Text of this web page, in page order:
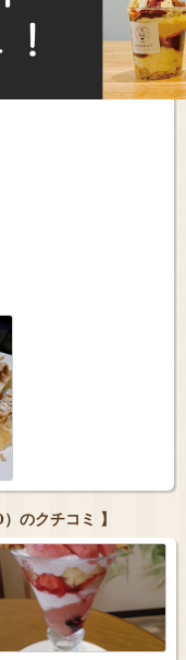
のクチコミ 】